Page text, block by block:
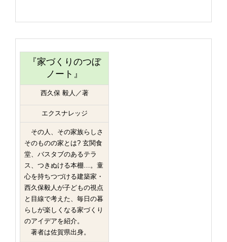
『家づくりのつぼ
ノート』
西久保 毅人／著
エクスナレッジ
その人、その家族らしさ
そのものの家とは? 玄関食
堂、バスタブのあるテラ
ス、つきぬける本棚…。童
心を持ちつづける建築家・
西久保毅人が子どもの視点
と目線で考えた、毎日の暮
らしが楽しくなる家づくり
のアイデアを紹介。
著者は佐賀県出身。